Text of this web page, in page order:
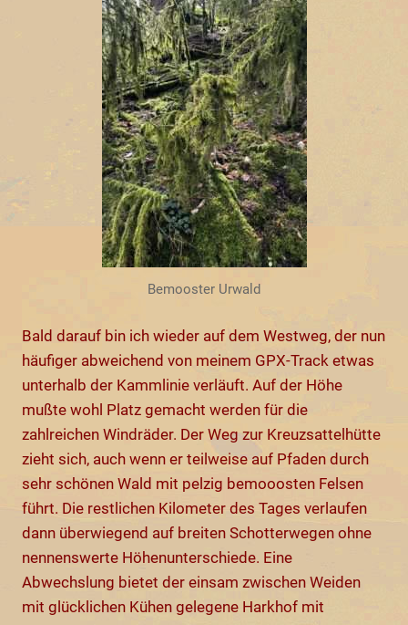
Bemooster Urwald
Bald darauf bin ich wieder auf dem Westweg, der nun
häufiger abweichend von meinem GPX-Track etwas
unterhalb der Kammlinie verläuft. Auf der Höhe
mußte wohl Platz gemacht werden für die
zahlreichen Windräder. Der Weg zur Kreuzsattelhütte
zieht sich, auch wenn er teilweise auf Pfaden durch
sehr schönen Wald mit pelzig bemooosten Felsen
führt. Die restlichen Kilometer des Tages verlaufen
dann überwiegend auf breiten Schotterwegen ohne
nennenswerte Höhenunterschiede. Eine
Abwechslung bietet der einsam zwischen Weiden
mit glücklichen Kühen gelegene Harkhof mit